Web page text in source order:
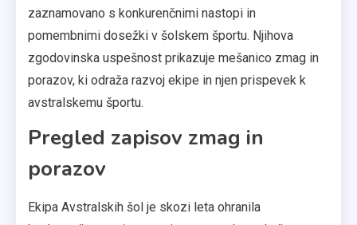
zaznamovano s konkurenčnimi nastopi in
pomembnimi dosežki v šolskem športu. Njihova
zgodovinska uspešnost prikazuje mešanico zmag in
porazov, ki odraža razvoj ekipe in njen prispevek k
avstralskemu športu.
Pregled zapisov zmag in
porazov
Ekipa Avstralskih šol je skozi leta ohranila